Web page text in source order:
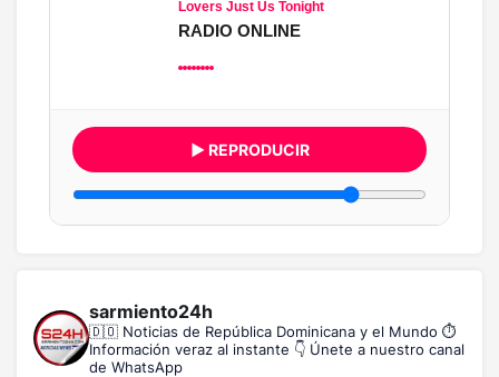
Lovers Just Us Tonight
RADIO ONLINE
▶ REPRODUCIR
sarmiento24h
🇩🇴 Noticias de República Dominicana y el Mundo ⏱️
Información veraz al instante 👇 Únete a nuestro canal
de WhatsApp